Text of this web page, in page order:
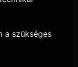
a szükséges